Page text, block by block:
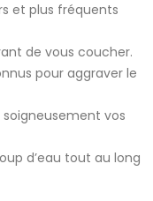
et plus fréquents
de vous coucher.
pour aggraver le
vos
d’eau tout au long